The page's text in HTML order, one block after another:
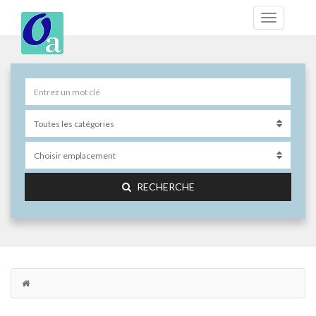
RECHERCHE